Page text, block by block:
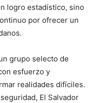
logro estadístico, sino
por ofrecer un
grupo selecto de
esfuerzo y
realidades difíciles.
El Salvador